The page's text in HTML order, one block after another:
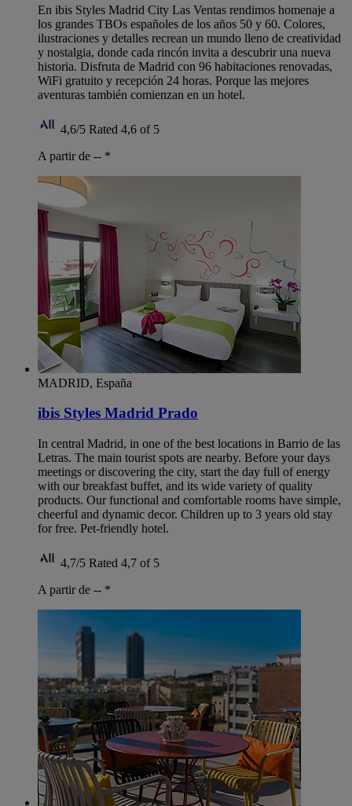
En ibis Styles Madrid City Las Ventas rendimos homenaje a
los grandes TBOs españoles de los años 50 y 60. Colores,
ilustraciones y detalles recrean un mundo lleno de creatividad
y nostalgia, donde cada rincón invita a descubrir una nueva
historia. Disfruta de Madrid con 96 habitaciones renovadas,
WiFi gratuito y recepción 24 horas. Porque las mejores
aventuras también comienzan en un hotel.
4,6/5 Rated 4,6 of 5
A partir de -- *
MADRID, España
ibis Styles Madrid Prado
In central Madrid, in one of the best locations in Barrio de las
Letras. The main tourist spots are nearby. Before your days
meetings or discovering the city, start the day full of energy
with our breakfast buffet, and its wide variety of quality
products. Our functional and comfortable rooms have simple,
cheerful and dynamic decor. Children up to 3 years old stay
for free. Pet-friendly hotel.
4,7/5 Rated 4,7 of 5
A partir de -- *